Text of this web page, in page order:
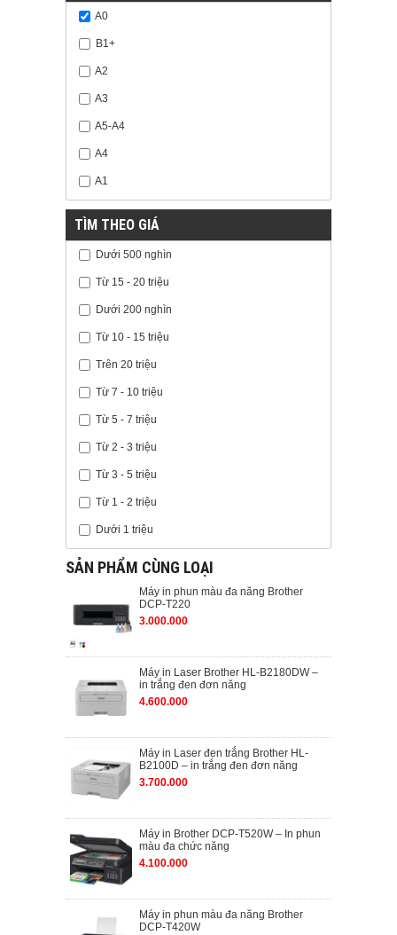
A0
B1+
A2
A3
A5-A4
A4
A1
TÌM THEO GIÁ
Dưới 500 nghìn
Từ 15 - 20 triệu
Dưới 200 nghìn
Từ 10 - 15 triệu
Trên 20 triệu
Từ 7 - 10 triệu
Từ 5 - 7 triệu
Từ 2 - 3 triệu
Từ 3 - 5 triệu
Từ 1 - 2 triệu
Dưới 1 triệu
SẢN PHẨM CÙNG LOẠI
Máy in phun màu đa năng Brother
DCP-T220
3.000.000
Máy in Laser Brother HL-B2180DW –
in trắng đen đơn năng
4.600.000
Máy in Laser đen trắng Brother HL-
B2100D – in trắng đen đơn năng
3.700.000
Máy in Brother DCP-T520W – In phun
màu đa chức năng
4.100.000
Máy in phun màu đa năng Brother
DCP-T420W